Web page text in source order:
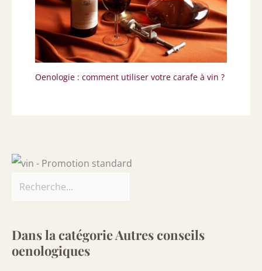
Oenologie : comment utiliser votre carafe à vin ?
Dans la catégorie Autres conseils
oenologiques